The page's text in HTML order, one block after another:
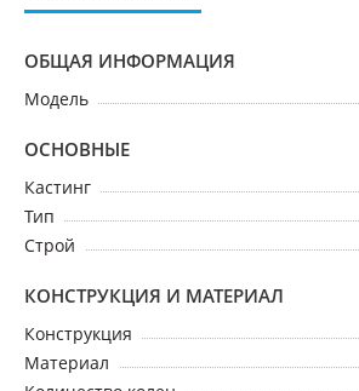
ОБЩАЯ ИНФОРМАЦИЯ
Модель
ОСНОВНЫЕ
Кастинг
Тип
Строй
КОНСТРУКЦИЯ И МАТЕРИАЛ
Конструкция
Материал